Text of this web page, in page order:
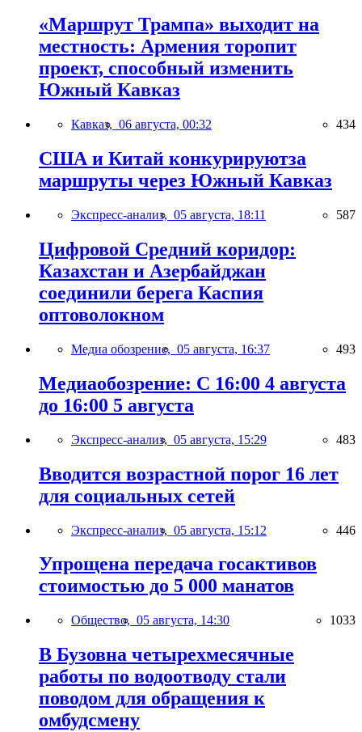
«Маршрут Трампа» выходит на
местность: Армения торопит
проект, способный изменить
Южный Кавказ
Кавказ, 06 августа, 00:32 434
США и Китай конкурируютза
маршруты через Южный Кавказ
Экспресс-анализ, 05 августа, 18:11 587
Цифровой Средний коридор:
Казахстан и Азербайджан
соединили берега Каспия
оптоволокном
Медиа обозрение, 05 августа, 16:37 493
Медиаобозрение: С 16:00 4 августа
до 16:00 5 августа
Экспресс-анализ, 05 августа, 15:29 483
Вводится возрастной порог 16 лет
для социальных сетей
Экспресс-анализ, 05 августа, 15:12 446
Упрощена передача госактивов
стоимостью до 5 000 манатов
Общество, 05 августа, 14:30 1033
В Бузовна четырехмесячные
работы по водоотводу стали
поводом для обращения к
омбудсмену